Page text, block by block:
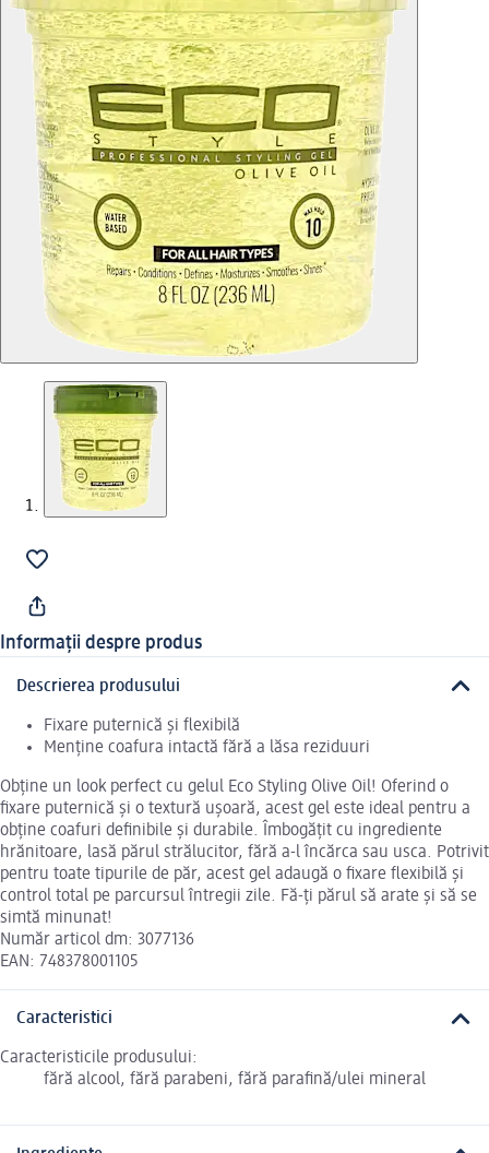
Informații despre produs
Descrierea produsului
Fixare puternică și flexibilă
Menține coafura intactă fără a lăsa reziduuri
Obține un look perfect cu gelul Eco Styling Olive Oil! Oferind o
fixare puternică și o textură ușoară, acest gel este ideal pentru a
obține coafuri definibile și durabile. Îmbogățit cu ingrediente
hrănitoare, lasă părul strălucitor, fără a-l încărca sau usca. Potrivit
pentru toate tipurile de păr, acest gel adaugă o fixare flexibilă și
control total pe parcursul întregii zile. Fă-ți părul să arate și să se
simtă minunat!
Număr articol dm: 3077136
EAN: 748378001105
Caracteristici
Caracteristicile produsului:
fără alcool, fără parabeni, fără parafină/ulei mineral